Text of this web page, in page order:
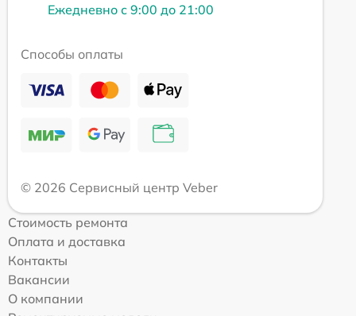
Ежедневно с 9:00 до 21:00
Способы оплаты
© 2026 Сервисный центр Veber
Стоимость ремонта
Оплата и доставка
Контакты
Вакансии
О компании